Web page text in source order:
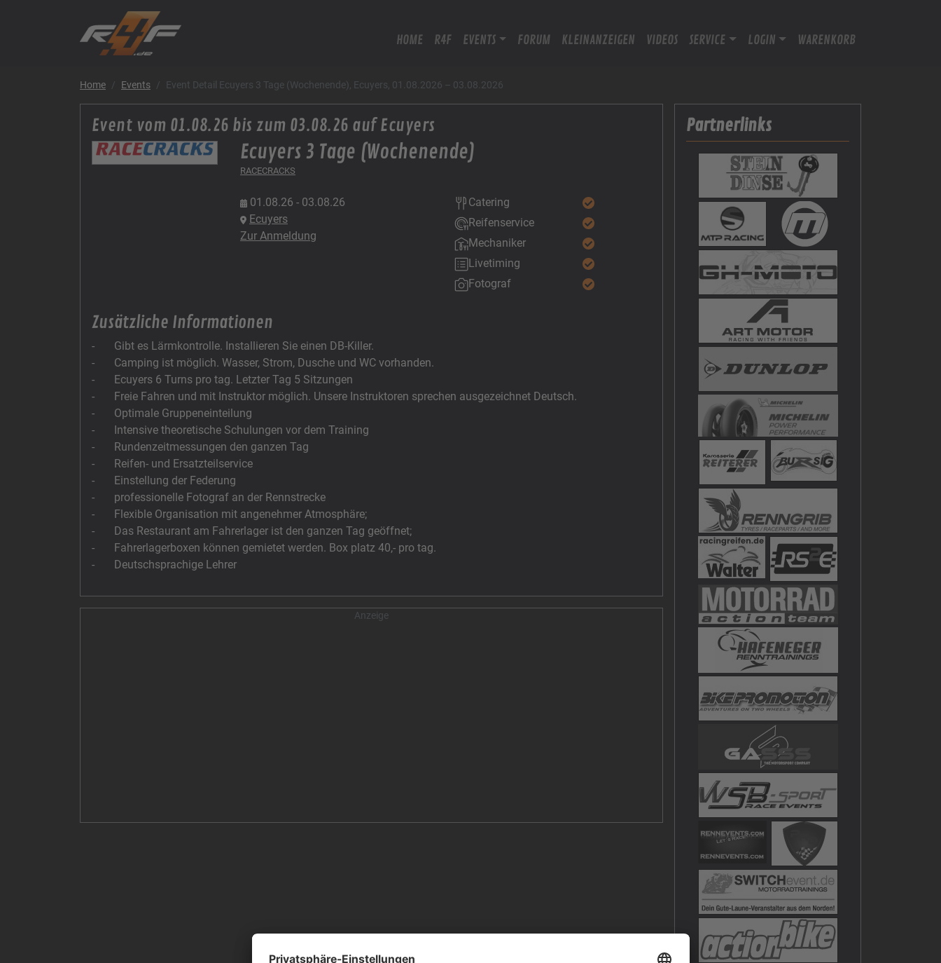
HOME R4F EVENTS FORUM KLEINANZEIGEN VIDEOS SERVICE LOGIN WARENKORB
Home Events Event Detail Ecuyers 3 Tage (Wochenende), Ecuyers, 01.08.2026 – 03.08.2026
Event vom 01.08.26 bis zum 03.08.26 auf Ecuyers
Ecuyers 3 Tage (Wochenende)
RACECRACKS
01.08.26 - 03.08.26
Ecuyers
Zur Anmeldung
Catering
Reifenservice
Mechaniker
Livetiming
Fotograf
Zusätzliche Informationen
- Gibt es Lärmkontrolle. Installieren Sie einen DB-Killer.
- Camping ist möglich. Wasser, Strom, Dusche und WC vorhanden.
- Ecuyers 6 Turns pro tag. Letzter Tag 5 Sitzungen
- Freie Fahren und mit Instruktor möglich. Unsere Instruktoren sprechen ausgezeichnet Deutsch.
- Optimale Gruppeneinteilung
- Intensive theoretische Schulungen vor dem Training
- Rundenzeitmessungen den ganzen Tag
- Reifen- und Ersatzteilservice
- Einstellung der Federung
- professionelle Fotograf an der Rennstrecke
- Flexible Organisation mit angenehmer Atmosphäre;
- Das Restaurant am Fahrerlager ist den ganzen Tag geöffnet;
- Fahrerlagerboxen können gemietet werden. Box platz 40,- pro tag.
- Deutschsprachige Lehrer
Anzeige
Partnerlinks